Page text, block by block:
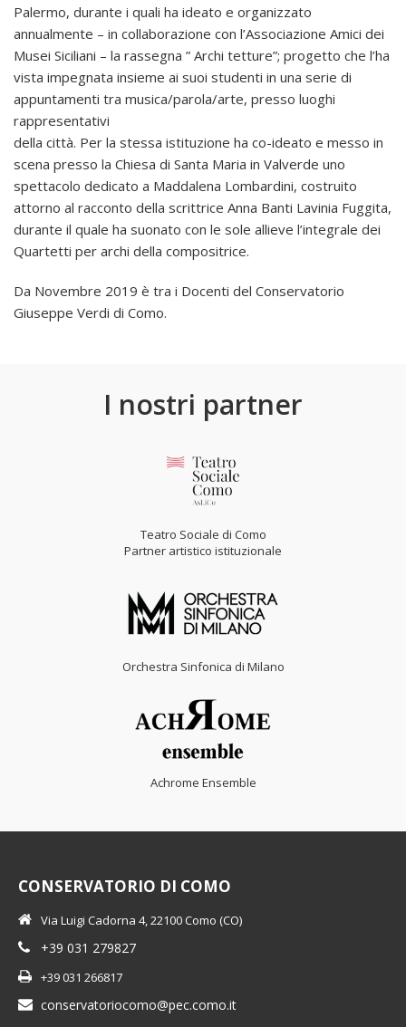
Palermo, durante i quali ha ideato e organizzato
annualmente – in collaborazione con l’Associazione Amici dei
Musei Siciliani – la rassegna ” Archi tetture”; progetto che l’ha
vista impegnata insieme ai suoi studenti in una serie di
appuntamenti tra musica/parola/arte, presso luoghi
rappresentativi
della città. Per la stessa istituzione ha co-ideato e messo in
scena presso la Chiesa di Santa Maria in Valverde uno
spettacolo dedicato a Maddalena Lombardini, costruito
attorno al racconto della scrittrice Anna Banti Lavinia Fuggita,
durante il quale ha suonato con le sole allieve l’integrale dei
Quartetti per archi della compositrice.
Da Novembre 2019 è tra i Docenti del Conservatorio
Giuseppe Verdi di Como.
I nostri partner
Teatro Sociale di Como
Partner artistico istituzionale
Orchestra Sinfonica di Milano
Achrome Ensemble
CONSERVATORIO DI COMO
Via Luigi Cadorna 4, 22100 Como (CO)
+39 031 279827
+39 031 266817
conservatoriocomo@pec.como.it